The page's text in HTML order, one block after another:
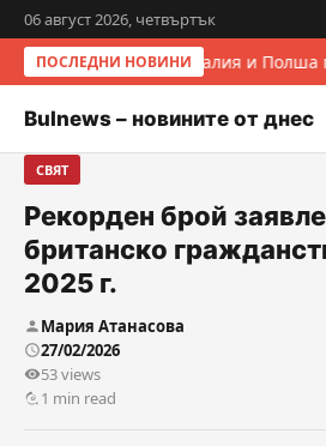
06 август 2026, четвъртък
ПОСЛЕДНИ НОВИНИИталия и Полша
Bulnews – новините от днес
СВЯТ
Рекорден брой
британско
2025 г.
Мария Атанасова
27/02/2026
53 views
1 min read